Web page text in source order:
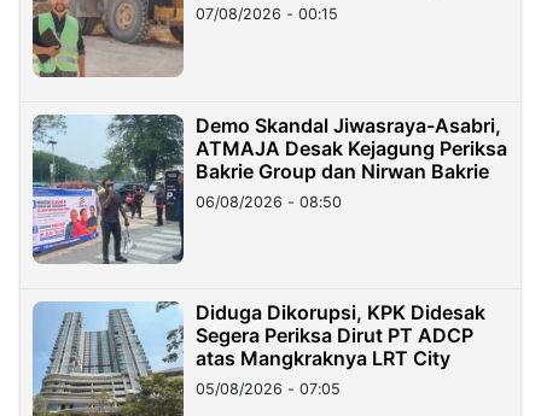
07/08/2026 - 00:15
Demo Skandal Jiwasraya-Asabri,
ATMAJA Desak Kejagung Periksa
Bakrie Group dan Nirwan Bakrie
06/08/2026 - 08:50
Diduga Dikorupsi, KPK Didesak
Segera Periksa Dirut PT ADCP
atas Mangkraknya LRT City
05/08/2026 - 07:05